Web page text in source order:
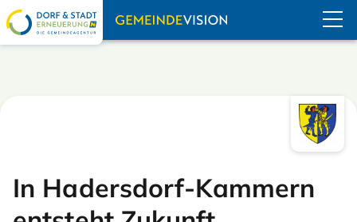
Navigation
In Hadersdorf-Kammern